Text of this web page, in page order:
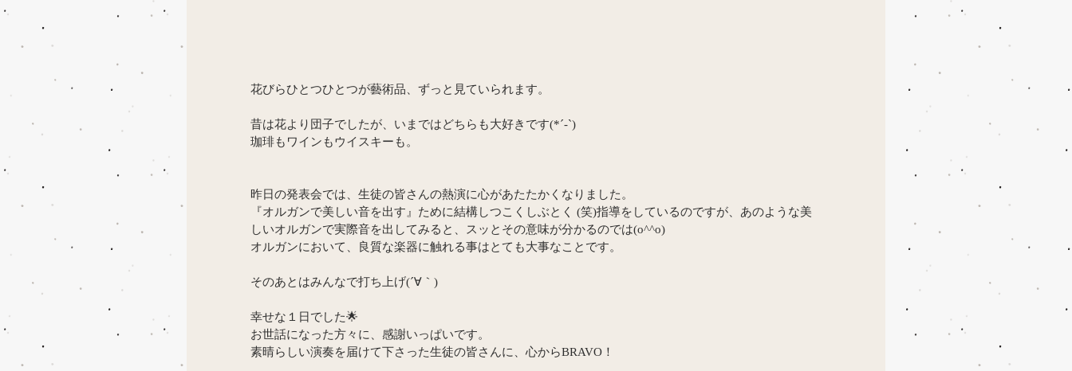
花びらひとつひとつが藝術品、ずっと見ていられます。
昔は花より団子でしたが、いまではどちらも大好きです(*´-`)
珈琲もワインもウイスキーも。
昨日の発表会では、生徒の皆さんの熱演に心があたたかくなりました。
『オルガンで美しい音を出す』ために結構しつこくしぶとく (笑)指導をしているのですが、あのような美
しいオルガンで実際音を出してみると、スッとその意味が分かるのでは(o^^o)
オルガンにおいて、良質な楽器に触れる事はとても大事なことです。
そのあとはみんなで打ち上げ(´∀｀)
幸せな１日でした🌟
お世話になった方々に、感謝いっぱいです。
素晴らしい演奏を届けて下さった生徒の皆さんに、心からBRAVO！